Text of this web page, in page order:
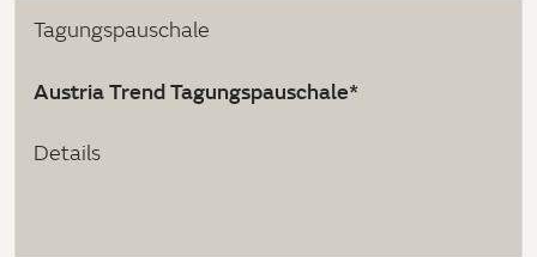
Tagungspauschale
Austria Trend Tagungspauschale*
Details